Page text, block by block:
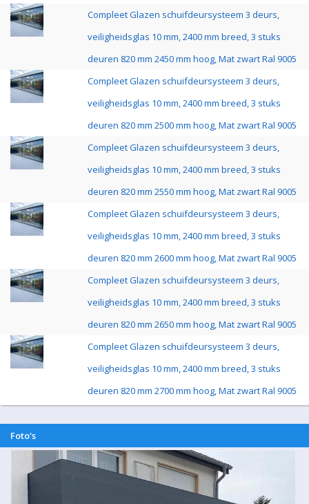
Compleet Glazen schuifdeursysteem 3 deurs,
veiligheidsglas 10 mm, 2400 mm breed, 3 stuks
deuren 820 mm 2450 mm hoog, Mat zwart Ral 9005
Compleet Glazen schuifdeursysteem 3 deurs,
veiligheidsglas 10 mm, 2400 mm breed, 3 stuks
deuren 820 mm 2500 mm hoog, Mat zwart Ral 9005
Compleet Glazen schuifdeursysteem 3 deurs,
veiligheidsglas 10 mm, 2400 mm breed, 3 stuks
deuren 820 mm 2550 mm hoog, Mat zwart Ral 9005
Compleet Glazen schuifdeursysteem 3 deurs,
veiligheidsglas 10 mm, 2400 mm breed, 3 stuks
deuren 820 mm 2600 mm hoog, Mat zwart Ral 9005
Compleet Glazen schuifdeursysteem 3 deurs,
veiligheidsglas 10 mm, 2400 mm breed, 3 stuks
deuren 820 mm 2650 mm hoog, Mat zwart Ral 9005
Compleet Glazen schuifdeursysteem 3 deurs,
veiligheidsglas 10 mm, 2400 mm breed, 3 stuks
deuren 820 mm 2700 mm hoog, Mat zwart Ral 9005
Foto's